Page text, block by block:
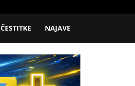
ČESTITKE NAJAVE